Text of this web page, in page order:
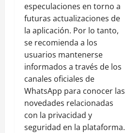
especulaciones en torno a
futuras actualizaciones de
la aplicación. Por lo tanto,
se recomienda a los
usuarios mantenerse
informados a través de los
canales oficiales de
WhatsApp para conocer las
novedades relacionadas
con la privacidad y
seguridad en la plataforma.